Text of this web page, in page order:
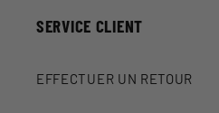
SERVICE CLIENT
EFFECTUER UN RETOUR